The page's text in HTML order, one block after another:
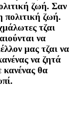
ζωή. Σαν
πολιτική ζωή.
τζαι
να
μας τζαι να
να ζητά
κανένας θα